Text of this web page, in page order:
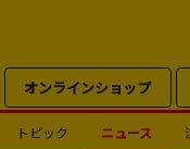
オンラインショップ
トピック ニュース